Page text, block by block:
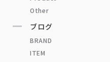
Other
ブログ
BRAND
ITEM